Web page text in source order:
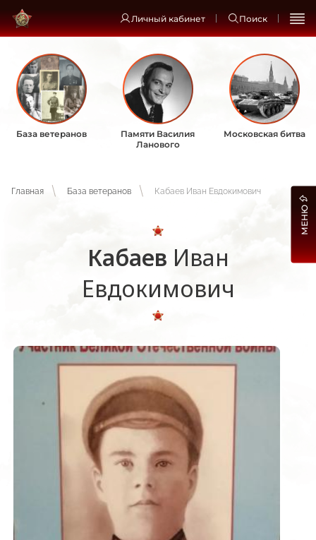
Личный кабинет Поиск
База ветеранов
Памяти Василия
Ланового
Московская битва
Главная База ветеранов Кабаев Иван Евдокимович
Кабаев Иван
Евдокимович
МЕНЮ